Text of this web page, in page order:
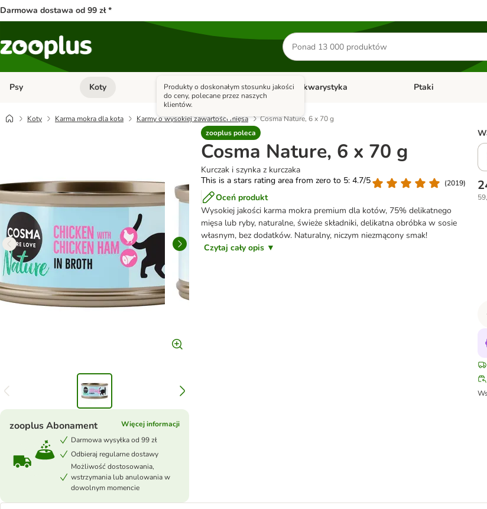
Darmowa dostawa od 99 zł *
Szukaj
produktów
Psy Otwórz menu kategorii: Psy
Koty Otwórz menu kategorii: Koty
Małe zwierzęta Otwórz menu kategorii: Małe zwierzęta
Akwarystyka Otwórz menu
Ptaki
Koty Karma mokra dla kota Karmy o wysokiej zawartości mięsa
Cosma Nature, 6 x 70 g
zooplus poleca
Produkty o doskonałym stosunku jakości
do ceny, polecane przez naszych
klientów.
Cosma Nature, 6 x 70 g
Kurczak i szynka z kurczaka
This is a stars rating area from zero to 5: 4.7/5
(2019)
Oceń produkt
Wysokiej jakości karma mokra premium dla kotów, 75% delikatnego
mięsa lub ryby, naturalne, świeże składniki, delikatna obróbka w sosie
własnym, bez dodatków. Naturalny, niczym niezmącony smak!
Czytaj cały opis ▼
zooplus Abonament
Więcej informacji
Darmowa wysyłka od 99 zł
Odbieraj regularne dostawy
Możliwość dostosowania,
wstrzymania lub anulowania w
dowolnym momencie